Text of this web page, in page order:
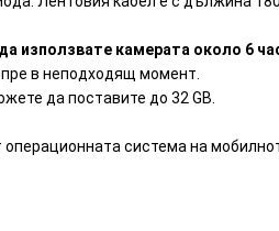
използвате камерата около 6
в неподходящ момент.
да поставите до 32 GB.
система на